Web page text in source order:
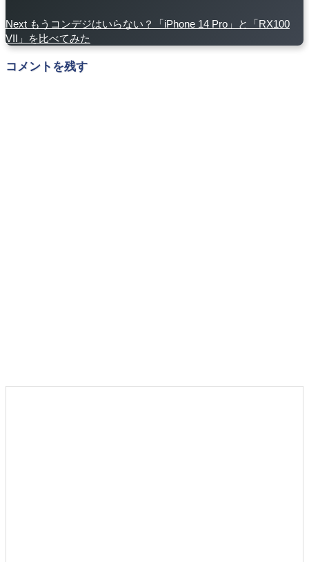
Next もうコンデジはいらない？「iPhone 14 Pro」と「RX100
VII」を比べてみた
コメントを残す